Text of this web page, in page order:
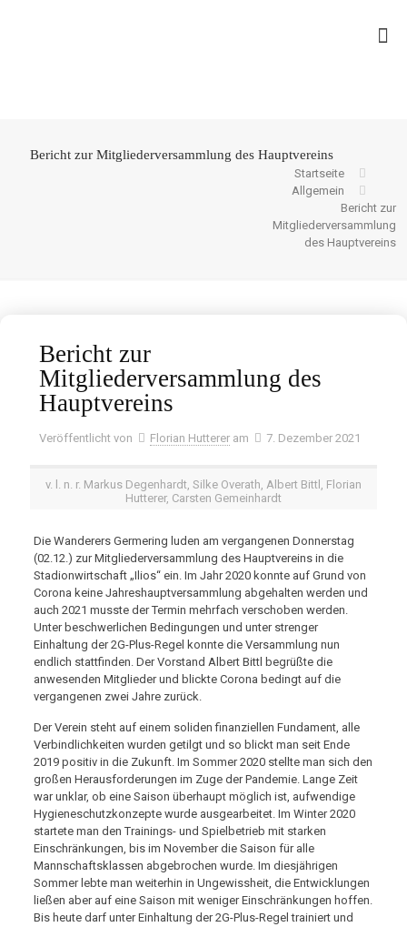
Bericht zur Mitgliederversammlung des Hauptvereins
Startseite
Allgemein
Bericht zur
Mitgliederversammlung
des Hauptvereins
Bericht zur
Mitgliederversammlung des
Hauptvereins
Veröffentlicht von Florian Hutterer am 7. Dezember 2021
v. l. n. r. Markus Degenhardt, Silke Overath, Albert Bittl, Florian
Hutterer, Carsten Gemeinhardt
Die Wanderers Germering luden am vergangenen Donnerstag
(02.12.) zur Mitgliederversammlung des Hauptvereins in die
Stadionwirtschaft „Ilios“ ein. Im Jahr 2020 konnte auf Grund von
Corona keine Jahreshauptversammlung abgehalten werden und
auch 2021 musste der Termin mehrfach verschoben werden.
Unter beschwerlichen Bedingungen und unter strenger
Einhaltung der 2G-Plus-Regel konnte die Versammlung nun
endlich stattfinden. Der Vorstand Albert Bittl begrüßte die
anwesenden Mitglieder und blickte Corona bedingt auf die
vergangenen zwei Jahre zurück.
Der Verein steht auf einem soliden finanziellen Fundament, alle
Verbindlichkeiten wurden getilgt und so blickt man seit Ende
2019 positiv in die Zukunft. Im Sommer 2020 stellte man sich den
großen Herausforderungen im Zuge der Pandemie. Lange Zeit
war unklar, ob eine Saison überhaupt möglich ist, aufwendige
Hygieneschutzkonzepte wurde ausgearbeitet. Im Winter 2020
startete man den Trainings- und Spielbetrieb mit starken
Einschränkungen, bis im November die Saison für alle
Mannschaftsklassen abgebrochen wurde. Im diesjährigen
Sommer lebte man weiterhin in Ungewissheit, die Entwicklungen
ließen aber auf eine Saison mit weniger Einschränkungen hoffen.
Bis heute darf unter Einhaltung der 2G-Plus-Regel trainiert und